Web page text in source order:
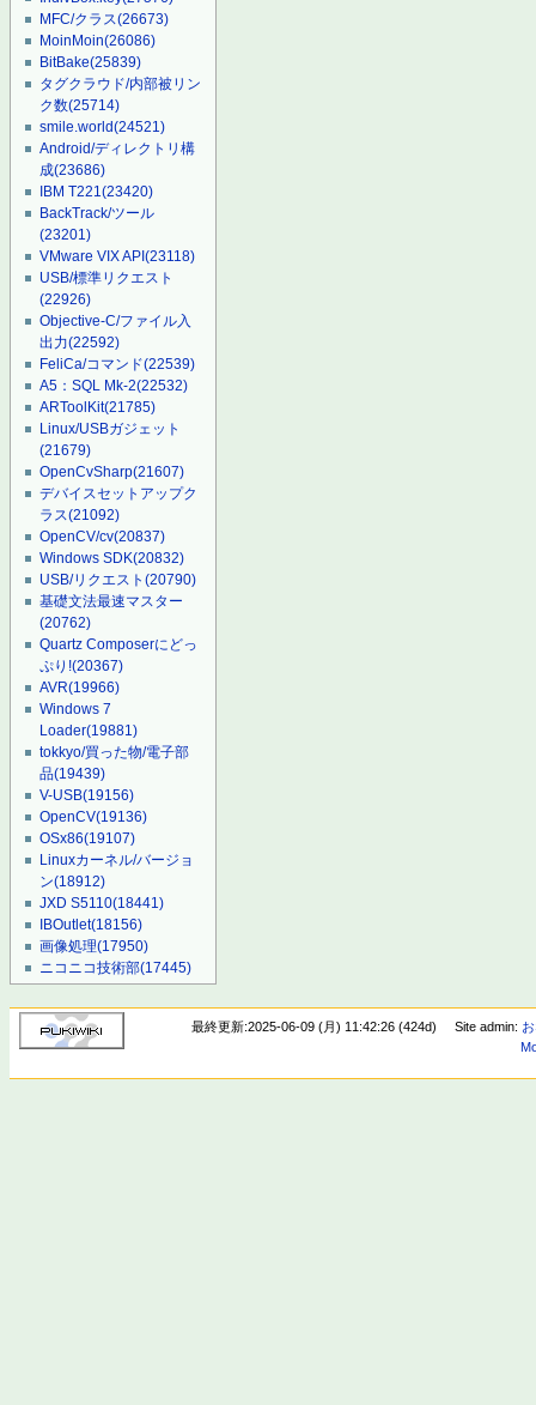
MFC/クラス(26673)
MoinMoin(26086)
BitBake(25839)
タグクラウド/内部被リン
ク数(25714)
smile.world(24521)
Android/ディレクトリ構
成(23686)
IBM T221(23420)
BackTrack/ツール
(23201)
VMware VIX API(23118)
USB/標準リクエスト
(22926)
Objective-C/ファイル入
出力(22592)
FeliCa/コマンド(22539)
A5：SQL Mk-2(22532)
ARToolKit(21785)
Linux/USBガジェット
(21679)
OpenCvSharp(21607)
デバイスセットアップク
ラス(21092)
OpenCV/cv(20837)
Windows SDK(20832)
USB/リクエスト(20790)
基礎文法最速マスター
(20762)
Quartz Composerにどっ
ぷり!(20367)
AVR(19966)
Windows 7
Loader(19881)
tokkyo/買った物/電子部
品(19439)
V-USB(19156)
OpenCV(19136)
OSx86(19107)
Linuxカーネル/バージョ
ン(18912)
JXD S5110(18441)
IBOutlet(18156)
画像処理(17950)
ニコニコ技術部(17445)
最終更新:2025-06-09 (月) 11:42:26 (424d) Site admin: